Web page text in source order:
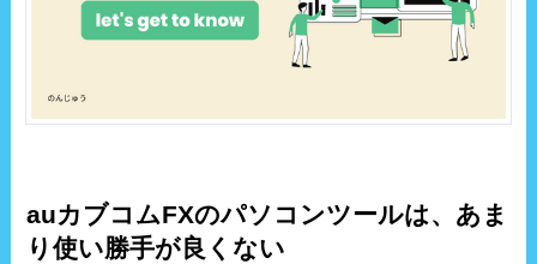
auカブコムFXのパソコンツールは、あま
り使い勝手が良くない